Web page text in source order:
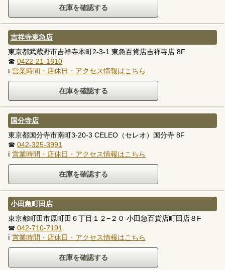
吉祥寺東急店
東京都武蔵野市吉祥寺本町2-3-1 東急百貨店吉祥寺店 8F
☎ 0422-21-1810
ℹ 営業時間・店休日・アクセス情報はこちら
国分寺店
東京都国分寺市南町3-20-3 CELEO（セレオ）国分寺 8F
☎ 042-325-3991
ℹ 営業時間・店休日・アクセス情報はこちら
小田急町田店
東京都町田市原町田６丁目１２−２０ 小田急百貨店町田店８F
☎ 042-710-7191
ℹ 営業時間・店休日・アクセス情報はこちら